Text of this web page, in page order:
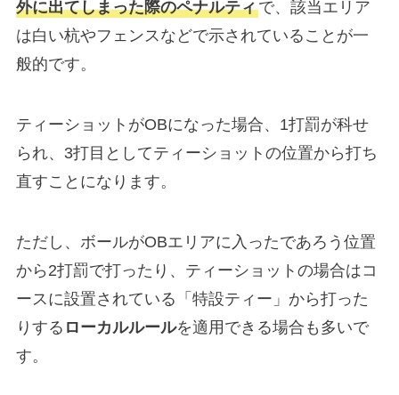
外に出てしまった際のペナルティで、該当エリア
は白い杭やフェンスなどで示されていることが一
般的です。
ティーショットがOBになった場合、1打罰が科せ
られ、3打目としてティーショットの位置から打ち
直すことになります。
ただし、ボールがOBエリアに入ったであろう位置
から2打罰で打ったり、ティーショットの場合はコ
ースに設置されている「特設ティー」から打った
りする ローカルルールを適用できる場合も多いで
す。